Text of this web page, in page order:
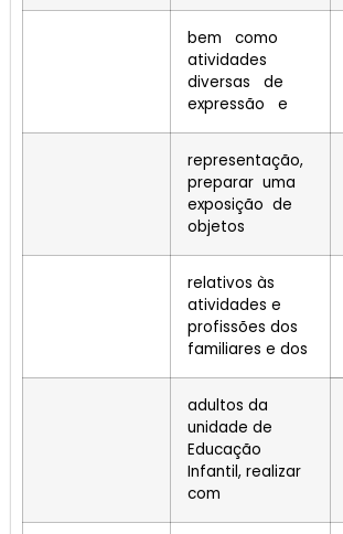
bem como
atividades
diversas de
expressão e
representação,
preparar uma
exposição de
objetos
relativos às
atividades e
profissões dos
familiares e dos
adultos da
unidade de
Educação
Infantil, realizar
com